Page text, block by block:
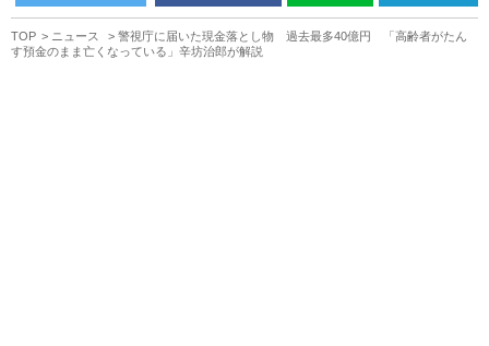
TOP ニュース
警視庁に届いた現金落とし物 過去最多40億円 「高齢者がたん
す預金のまま亡くなっている」辛坊治郎が解説